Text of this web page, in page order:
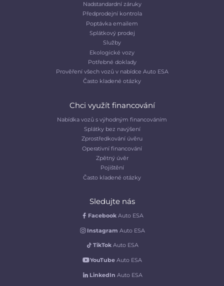
Nadstandardní záruky
Předprodejní kontrola
Poptávka emailem
Splátkový prodej
Služby
Ekologické vozy
Potřebné doklady
Prověření všech vozů v nabídce Auto ESA
Často kladené otázky
Chci využít financování
Nabídka vozů s výhodným financováním
Splátky bez navýšení
Zprostředkování úvěru
Operativní financování
Zpětný úvěr
Pojištění
Často kladené otázky
Sledujte nás
Facebook Auto ESA
Instagram Auto ESA
TikTok Auto ESA
YouTubeAuto ESA
LinkedIn Auto ESA